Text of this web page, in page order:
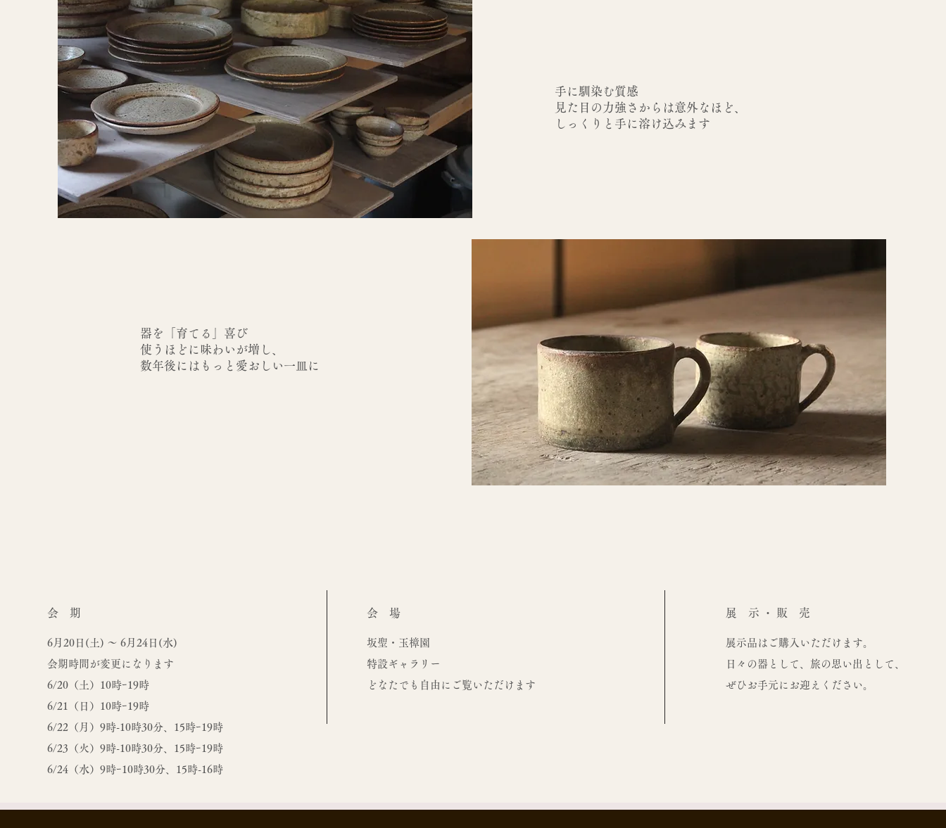
手に馴染む質感
見た目の力強さからは意外なほど、
しっくりと手に溶け込みます
器を「育てる」喜び
使うほどに味わいが増し、
数年後にはもっと愛おしい一皿に
会 期
6月20日(土) ～ 6月24日(水)
​会期時間が変更になります
6/20（土）10時ｰ19時
6/21（日）10時ｰ19時
6/22（月）9時-10時30分、15時ｰ19時
6/23（火）9時-10時30分、15時ｰ19時
6/24（水）9時ｰ10時30分、15時-16時
会 場
坂聖・玉樟園
​特設ギャラリー
​どなたでも自由にご覧いただけます
展示品はご購入いただけます。
​日々の器として、旅の思い出として、
ぜひお手元にお迎えください。
​展 示 ・ 販 売